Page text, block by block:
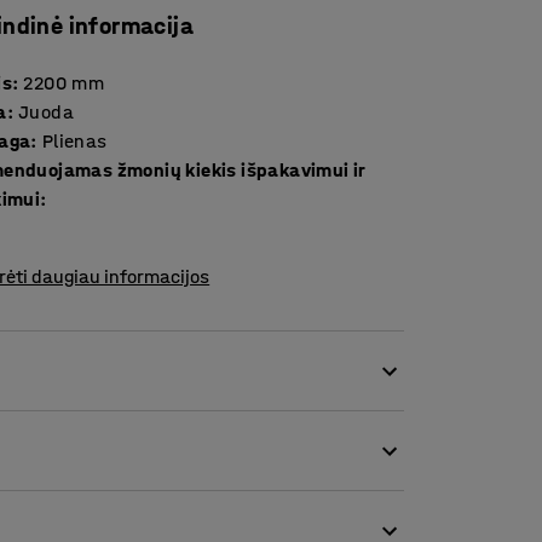
informacija
: 2200 mm
: Juoda
: Plienas
žmonių kiekis išpakavimui ir
:
daugiau informacijos
poreikius.